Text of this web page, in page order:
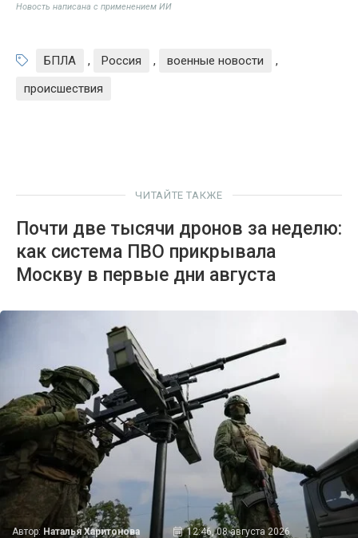
Новость написана с применением ИИ
БПЛА , Россия , военные новости
,
происшествия
ЧИТАЙТЕ ТАКЖЕ
Почти две тысячи дронов за неделю:
как система ПВО прикрывала
Москву в первые дни августа
Автор: Наталья Харитонова 12:46, 08 августа 2026